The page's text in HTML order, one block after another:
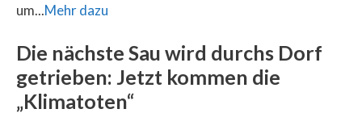
um...Mehr dazu
Die nächste Sau wird durchs Dorf
getrieben: Jetzt kommen die
„Klimatoten“